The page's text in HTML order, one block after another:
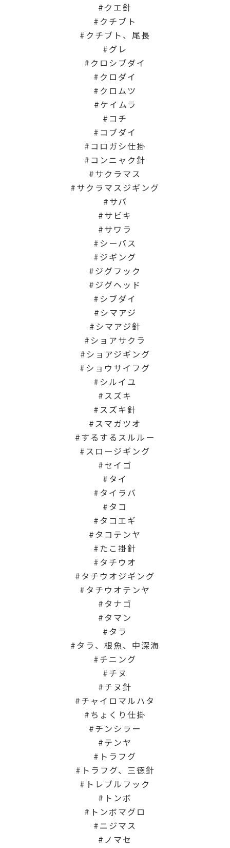
クエ針
クチブト
クチブト、尾長
グレ
クロシブダイ
クロダイ
クロムツ
ケイムラ
コチ
コブダイ
コロガシ仕掛
コンニャク針
サクラマス
サクラマスジギング
サバ
サビキ
サワラ
シーバス
ジギング
ジグフック
ジグヘッド
シブダイ
シマアジ
シマアジ針
ショアサクラ
ショアジギング
ショウサイフグ
シルイユ
スズキ
スズキ針
スマガツオ
するするスルルー
スロージギング
セイゴ
タイ
タイラバ
タコ
タコエギ
タコテンヤ
たこ掛針
タチウオ
タチウオジギング
タチウオテンヤ
タナゴ
タマン
タラ
タラ、根魚、中深海
チニング
チヌ
チヌ針
チャイロマルハタ
ちょくり仕掛
チンシラー
テンヤ
トラフグ
トラフグ、三徳針
トレブルフック
トンボ
トンボマグロ
ニジマス
ノマセ